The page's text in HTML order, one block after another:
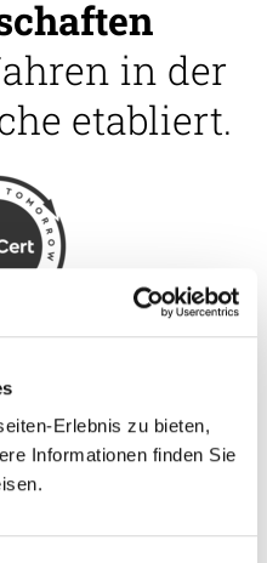
Erlebnis zu bieten,
Informationen finden Sie
in der
etabliert.